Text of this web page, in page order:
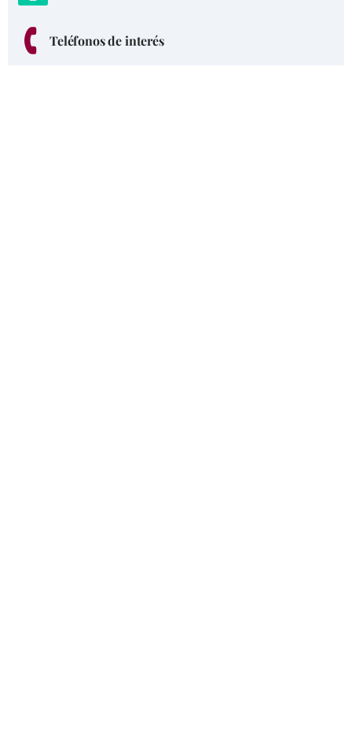
Teléfonos de interés